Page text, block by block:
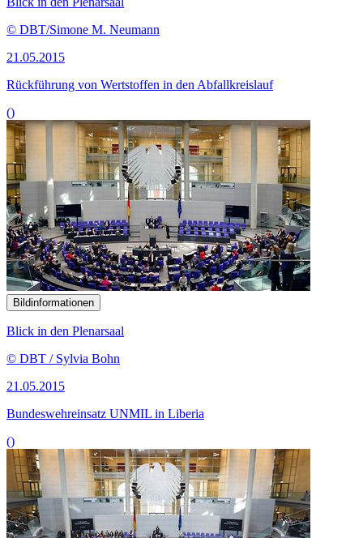
© DBT/Simone M. Neumann
21.05.2015
Rückführung von Wertstoffen in den Abfallkreislauf
()
Bildinformationen
Blick in den Plenarsaal
© DBT / Sylvia Bohn
21.05.2015
Bundeswehreinsatz UNMIL in Liberia
()